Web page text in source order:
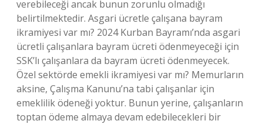
verebileceği ancak bunun zorunlu olmadığı
belirtilmektedir. Asgari ücretle çalışana bayram
ikramiyesi var mı? 2024 Kurban Bayramı’nda asgari
ücretli çalışanlara bayram ücreti ödenmeyeceği için
SSK’lı çalışanlara da bayram ücreti ödenmeyecek.
Özel sektörde emekli ikramiyesi var mı? Memurların
aksine, Çalışma Kanunu’na tabi çalışanlar için
emeklilik ödeneği yoktur. Bunun yerine, çalışanların
toptan ödeme almaya devam edebilecekleri bir